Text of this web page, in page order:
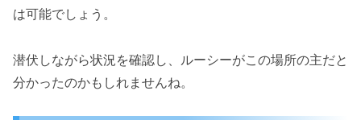
は可能でしょう。
潜伏しながら状況を確認し、ルーシーがこの場所の主だと
分かったのかもしれませんね。